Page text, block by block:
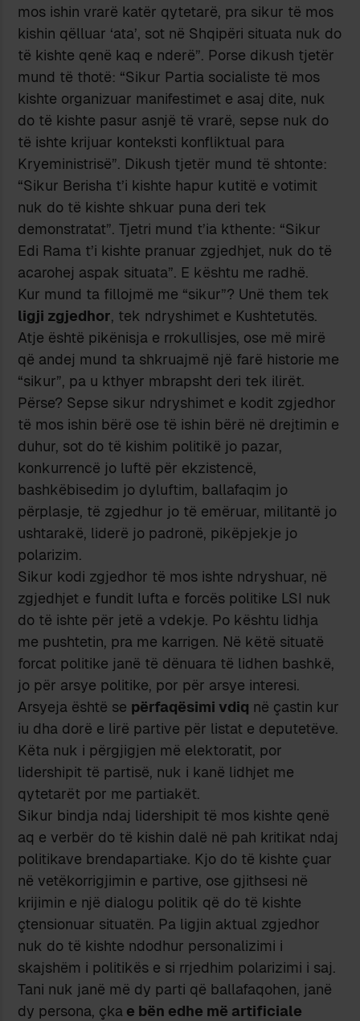
mos ishin vrarё katёr qytetarё, pra sikur tё mos
kishin qёlluar ‘ata’, sot nё Shqipёri situata nuk do
tё kishte qenё kaq e nderё”. Porse dikush tjetёr
mund tё thotё: “Sikur Partia socialiste tё mos
kishte organizuar manifestimet e asaj dite, nuk
do tё kishte pasur asnjё tё vrarё, sepse nuk do
tё ishte krijuar konteksti konfliktual para
Kryeministrisё”. Dikush tjetёr mund tё shtonte:
“Sikur Berisha t’i kishte hapur kutitё e votimit
nuk do tё kishte shkuar puna deri tek
demonstratat”. Tjetri mund t’ia kthente: “Sikur
Edi Rama t’i kishte pranuar zgjedhjet, nuk do tё
acarohej aspak situata”. E kёshtu me radhё.
Kur mund ta fillojmё me “sikur”? Unё them tek
ligji zgjedhor, tek ndryshimet e Kushtetutёs.
Atje ёshtё pikёnisja e rrokullisjes, ose mё mirё
qё andej mund ta shkruajmё njё farё historie me
“sikur”, pa u kthyer mbrapsht deri tek ilirёt.
Pёrse? Sepse sikur ndryshimet e kodit zgjedhor
tё mos ishin bёrё ose tё ishin bёrё nё drejtimin e
duhur, sot do tё kishim politikё jo pazar,
konkurrencё jo luftё pёr ekzistencё,
bashkёbisedim jo dyluftim, ballafaqim jo
pёrplasje, tё zgjedhur jo tё emёruar, militantё jo
ushtarakё, liderё jo padronё, pikёpjekje jo
polarizim.
Sikur kodi zgjedhor tё mos ishte ndryshuar, nё
zgjedhjet e fundit lufta e forcёs politike LSI nuk
do tё ishte pёr jetё a vdekje. Po kёshtu lidhja
me pushtetin, pra me karrigen. Nё kёtё situatё
forcat politike janё tё dёnuara tё lidhen bashkё,
jo pёr arsye politike, por pёr arsye interesi.
Arsyeja ёshtё se pёrfaqёsimi vdiq nё çastin kur
iu dha dorё e lirё partive pёr listat e deputetёve.
Kёta nuk i pёrgjigjen mё elektoratit, por
lidershipit tё partisё, nuk i kanё lidhjet me
qytetarёt por me partiakёt.
Sikur bindja ndaj lidershipit tё mos kishte qenё
aq e verbёr do tё kishin dalё nё pah kritikat ndaj
politikave brendapartiake. Kjo do tё kishte çuar
nё vetёkorrigjimin e partive, ose gjithsesi nё
krijimin e njё dialogu politik qё do tё kishte
çtensionuar situatёn. Pa ligjin aktual zgjedhor
nuk do tё kishte ndodhur personalizimi i
skajshёm i politikёs e si rrjedhim polarizimi i saj.
Tani nuk janё mё dy parti qё ballafaqohen, janё
dy persona, çka e bёn edhe mё artificiale